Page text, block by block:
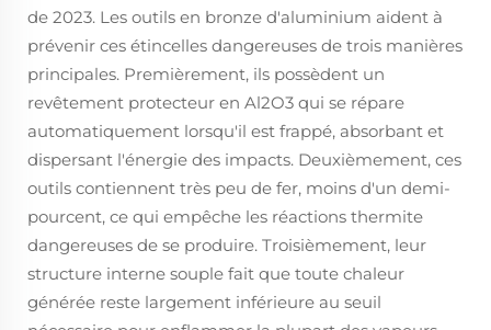
de 2023. Les outils en bronze d'aluminium aident à
prévenir ces étincelles dangereuses de trois manières
principales. Premièrement, ils possèdent un
revêtement protecteur en Al2O3 qui se répare
automatiquement lorsqu'il est frappé, absorbant et
dispersant l'énergie des impacts. Deuxièmement, ces
outils contiennent très peu de fer, moins d'un demi-
pourcent, ce qui empêche les réactions thermite
dangereuses de se produire. Troisièmement, leur
structure interne souple fait que toute chaleur
générée reste largement inférieure au seuil